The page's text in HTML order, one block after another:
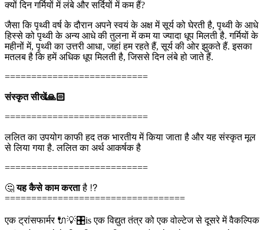
क्यों दिन गर्मियों में लंबे और सर्दियों में कम हैं?
जैसा कि पृथ्वी वर्ष के दौरान अपने स्वयं के अक्ष में सूर्य को घेरती है, पृथ्वी के आधे
हिस्से को पृथ्वी के अन्य आधे की तुलना में कम या ज्यादा धूप मिलती है. गर्मियों के
महीनों में, पृथ्वी का उत्तरी आधा, जहां हम रहते हैं, सूर्य की ओर झुकते हैं. इसका
मतलब है कि हमें अधिक धूप मिलती है, जिससे दिन लंबे हो जाते हैं.
===========================
संस्कृत सीखें🙏🏻
===========================
ललित का उपयोग काफी हद तक भारतीय में किया जाता है और यह संस्कृत मूल
से लिया गया है. ललित का अर्थ आकर्षक है
===========================
🤔यह कैसे काम करताहै ⁉
==================================
एक ट्रांसफार्मर 🔌💡🎛is एक विद्युत तंत्र को एक वोल्टेज से दूसरे में वैकल्पिक